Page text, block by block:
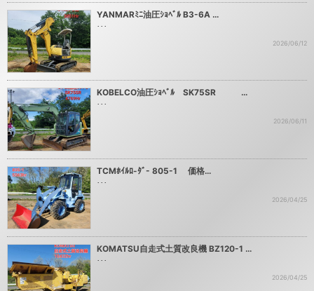
YANMARﾐﾆ油圧ｼｮﾍﾞﾙ B3-6A …
･･･
2026/06/12
KOBELCO油圧ｼｮﾍﾞﾙ SK75SR …
･･･
2026/06/11
TCMﾎｲﾙﾛ-ﾀﾞ- 805-1 価格…
･･･
2026/04/25
KOMATSU自走式土質改良機 BZ120-1 …
･･･
2026/04/25